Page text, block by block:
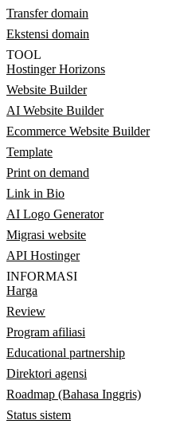
Transfer domain
Ekstensi domain
TOOL
Hostinger Horizons
Website Builder
AI Website Builder
Ecommerce Website Builder
Template
Print on demand
Link in Bio
AI Logo Generator
Migrasi website
API Hostinger
INFORMASI
Harga
Review
Program afiliasi
Educational partnership
Direktori agensi
Roadmap (Bahasa Inggris)
Status sistem